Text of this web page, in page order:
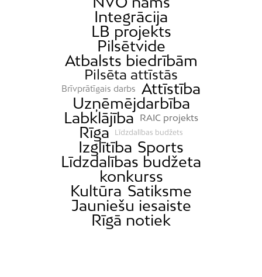
Integrācija
LB projekts
Pilsētvide
Atbalsts biedrībām
Pilsēta attīstās
Brīvprātīgais darbs
Attīstība
Uzņēmējdarbība
Labklājība RAIC projekts
Rīga Līdzdalības budžets
Izglītība Sports
Līdzdalības budžeta
konkurss
Kultūra Satiksme
Jauniešu iesaiste
Rīgā notiek